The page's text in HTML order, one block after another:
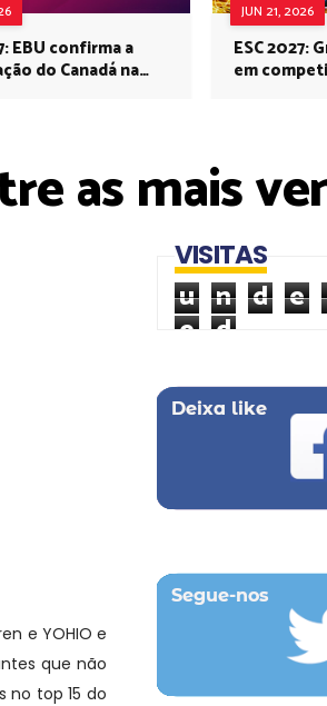
EBU confirma a
do Canadá na
JUN 21, 2026
ESC 2027:
em
as mais
e YOHIO e
que não
no top 15 do
VISITAS
u n d e
e d